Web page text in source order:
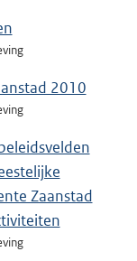
2010
Zaanstad